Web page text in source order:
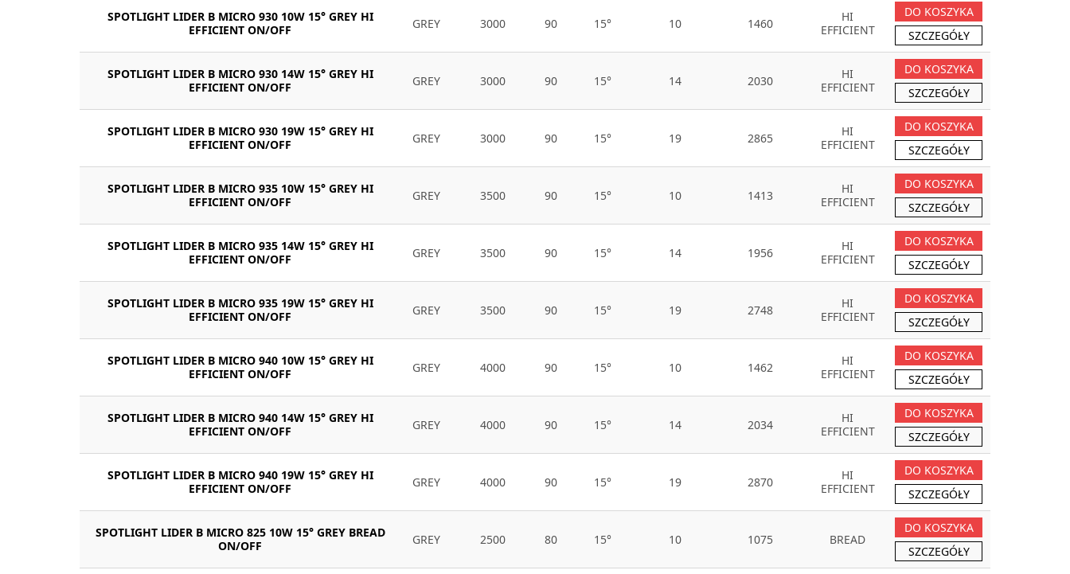
SPOTLIGHT LIDER B MICRO 930 10W 15° GREY HI
EFFICIENT ON/OFF
GREY 3000 90 15° 10 1460
HI
EFFICIENT
DO KOSZYKA
SZCZEGÓŁY
SPOTLIGHT LIDER B MICRO 930 14W 15° GREY HI
EFFICIENT ON/OFF
GREY 3000 90 15° 14 2030
HI
EFFICIENT
DO KOSZYKA
SZCZEGÓŁY
SPOTLIGHT LIDER B MICRO 930 19W 15° GREY HI
EFFICIENT ON/OFF
GREY 3000 90 15° 19 2865
HI
EFFICIENT
DO KOSZYKA
SZCZEGÓŁY
SPOTLIGHT LIDER B MICRO 935 10W 15° GREY HI
EFFICIENT ON/OFF
GREY 3500 90 15° 10 1413
HI
EFFICIENT
DO KOSZYKA
SZCZEGÓŁY
SPOTLIGHT LIDER B MICRO 935 14W 15° GREY HI
EFFICIENT ON/OFF
GREY 3500 90 15° 14 1956
HI
EFFICIENT
DO KOSZYKA
SZCZEGÓŁY
SPOTLIGHT LIDER B MICRO 935 19W 15° GREY HI
EFFICIENT ON/OFF
GREY 3500 90 15° 19 2748
HI
EFFICIENT
DO KOSZYKA
SZCZEGÓŁY
SPOTLIGHT LIDER B MICRO 940 10W 15° GREY HI
EFFICIENT ON/OFF
GREY 4000 90 15° 10 1462
HI
EFFICIENT
DO KOSZYKA
SZCZEGÓŁY
SPOTLIGHT LIDER B MICRO 940 14W 15° GREY HI
EFFICIENT ON/OFF
GREY 4000 90 15° 14 2034
HI
EFFICIENT
DO KOSZYKA
SZCZEGÓŁY
SPOTLIGHT LIDER B MICRO 940 19W 15° GREY HI
EFFICIENT ON/OFF
GREY 4000 90 15° 19 2870
HI
EFFICIENT
DO KOSZYKA
SZCZEGÓŁY
SPOTLIGHT LIDER B MICRO 825 10W 15° GREY BREAD
ON/OFF
GREY 2500 80 15° 10 1075 BREAD
DO KOSZYKA
SZCZEGÓŁY